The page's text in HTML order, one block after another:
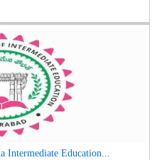
Intermediate Education...